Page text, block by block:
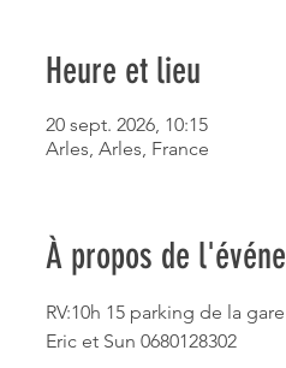
Heure et lieu
20 sept. 2026, 10:15
Arles, Arles, France
À propos de
RV:10h 15 parking de la gare
Eric et Sun 0680128302